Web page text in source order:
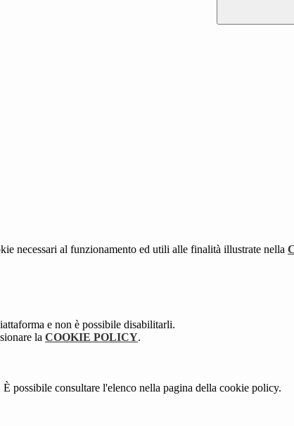
necessari al funzionamento ed utili alle finalità illustrate nella
e non è possibile disabilitarli.
la COOKIE POLICY.
possibile consultare l'elenco nella pagina della cookie policy.